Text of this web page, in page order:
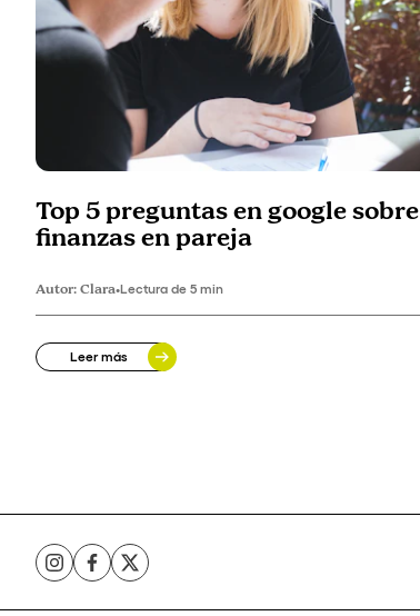
Top 5 preguntas en google sobre
finanzas en pareja
Autor:Clara•Lectura de 5 min
Leer más